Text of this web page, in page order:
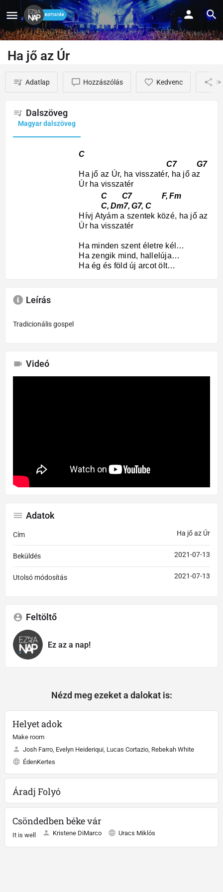
Ha jő az Úr
Adatlap Hozzászólás Kedvenc
Dalszöveg
Magyar dalszöveg
C
C7 G7
Ha jő az Úr, ha visszatér, ha jő az
Úr ha visszatér
C C7 F, Fm
C, Dm7, G7, C
Hívj Atyám a szentek közé, ha jő az
Úr ha visszatér
Ha minden szent életre kél…
Ha zengik mind, hallelúja…
Ha ég és föld új arcot ölt…
Leírás
Tradicionális gospel
Videó
Adatok
Cím Ha jő az Úr
Beküldés 2021-07-13
Utolsó módosítás 2021-07-13
Feltöltő
Ez az a nap!
Nézd meg ezeket a dalokat is:
Helyet adok
Make room
Josh Farro, Evelyn Heideriqui, Lucas Cortazio, Rebekah White
ÉdenKertes
Áradj Folyó
Csöndedben béke vár
It is well Kristene DiMarco Uracs Miklós